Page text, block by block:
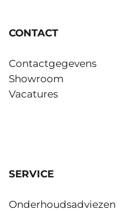
CONTACT
Contactgegevens
Showroom
Vacatures
SERVICE
Onderhoudsadviezen